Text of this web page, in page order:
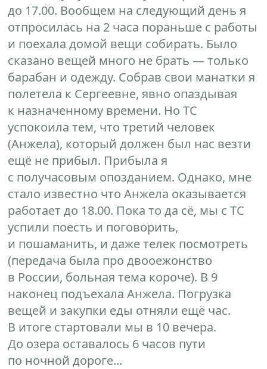
до 17.00. Вообщем на следующий день я
отпросилась на 2 часа пораньше с работы
и поехала домой вещи собирать. Было
сказано вещей много не брать — только
барабан и одежду. Собрав свои манатки я
полетела к Сергеевне, явно опаздывая
к назначенному времени. Но ТС
успокоила тем, что третий человек
(Анжела), который должен был нас везти
ещё не прибыл. Прибыла я
с получасовым опозданием. Однако, мне
стало известно что Анжела оказывается
работает до 18.00. Пока то да сё, мы с ТС
успили поесть и поговорить,
и пошаманить, и даже телек посмотреть
(передача была про двооежонство
в России, больная тема короче). В 9
наконец подъехала Анжела. Погрузка
вещей и закупки еды отняли ещё час.
В итоге стартовали мы в 10 вечера.
До озера оставалось 6 часов пути
по ночной дороге...